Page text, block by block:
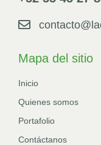
Mapa del sitio
Inicio
Quienes somos
Portafolio
Contáctanos